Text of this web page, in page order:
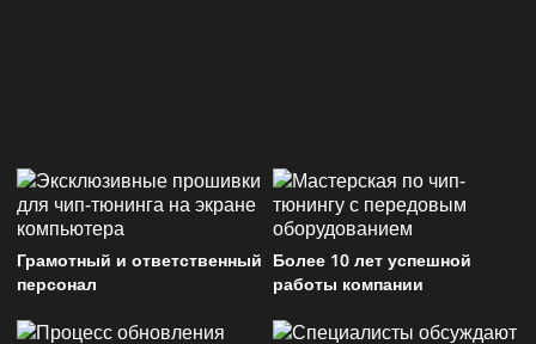
Грамотный и ответственный
персонал
Более 10 лет успешной
работы компании